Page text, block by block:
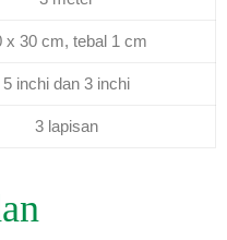
x 30 cm, tebal 1 cm
5 inchi dan 3 inchi
3 lapisan